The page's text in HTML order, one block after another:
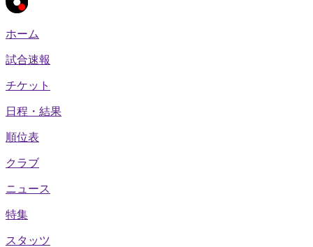
ホーム
試合速報
チケット
日程・結果
順位表
クラブ
ニュース
特集
スタッツ